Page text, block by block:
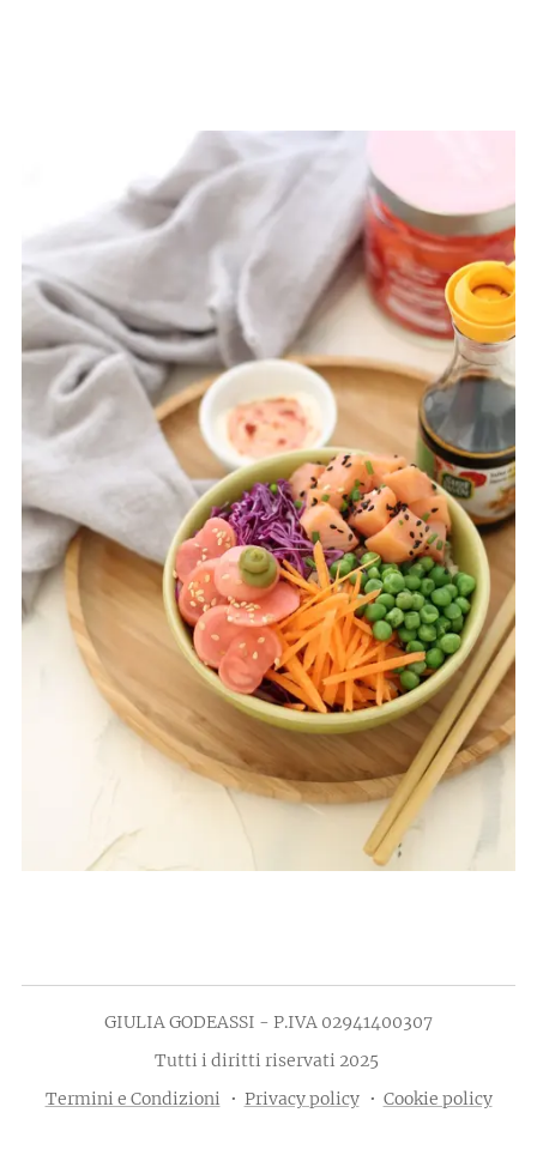
GIULIA GODEASSI - P.IVA 02941400307
Tutti i diritti riservati 2025
Termini e Condizioni
Privacy policy Cookie policy